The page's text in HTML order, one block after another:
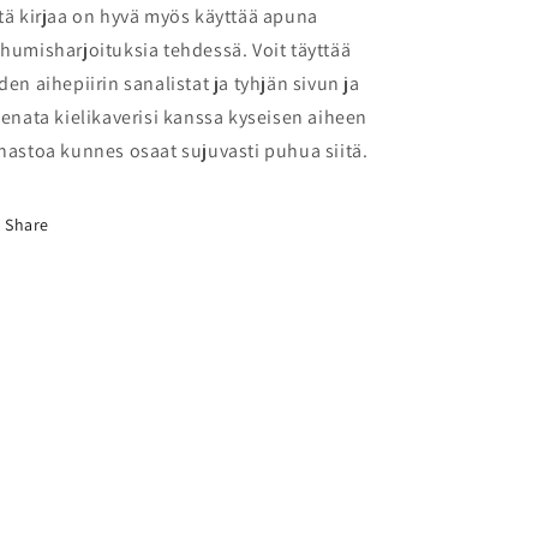
kirjaa on hyvä myös käyttää apuna
tehdessä. Voit täyttää
aihepiirin sanalistat ja tyhjän sivun ja
kielikaverisi kanssa kyseisen aiheen
kunnes osaat sujuvasti puhua siitä.
Share